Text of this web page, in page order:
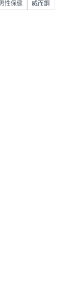
性保健 威而鋼